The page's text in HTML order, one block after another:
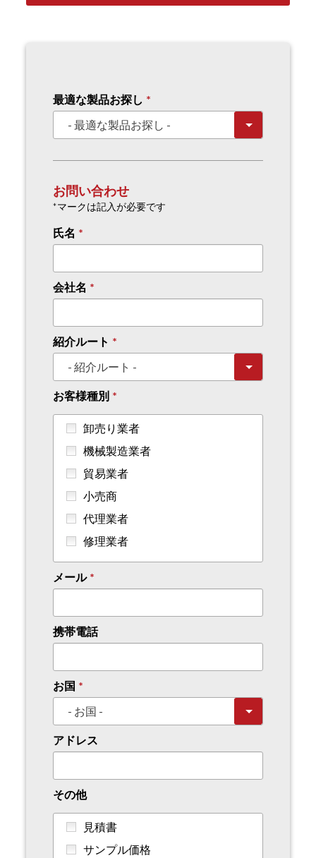
最適な製品お探し
お問い合わせ
*マークは記入が必要です
氏名
会社名
紹介ルート
お客様種別
卸売り業者
機械製造業者
貿易業者
小売商
代理業者
修理業者
メール
携帯電話
お国
アドレス
その他
見積書
サンプル価格